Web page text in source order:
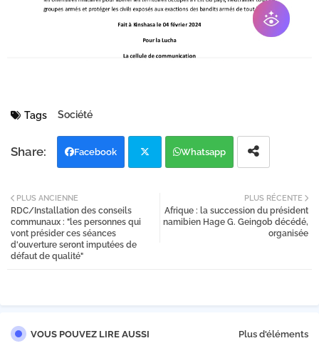
Tags Société
Facebook Whatsapp
PLUS RÉCENTE
Afrique : la succession du président
namibien Hage G. Geingob décédé,
organisée
PLUS ANCIENNE
RDC/Installation des conseils
communaux : "les personnes qui
vont présider ces séances
d'ouverture seront imputées de
défaut de qualité"
VOUS POUVEZ LIRE AUSSI Plus d'éléments